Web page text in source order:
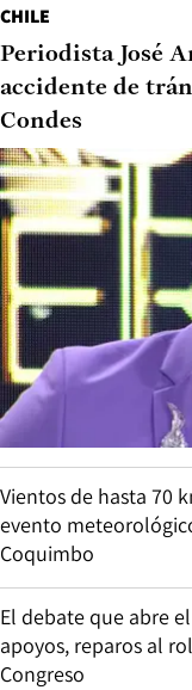
CHILE
Periodista José
accidente de
Condes
Vientos de hasta 70
evento
Coquimbo
El debate que abre
apoyos, reparos al
Congreso